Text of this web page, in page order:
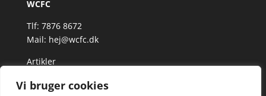
Vi bruger cookies
WCFC
Tlf: 7876 8672
Mail: hej@wcfc.dk
Artikler